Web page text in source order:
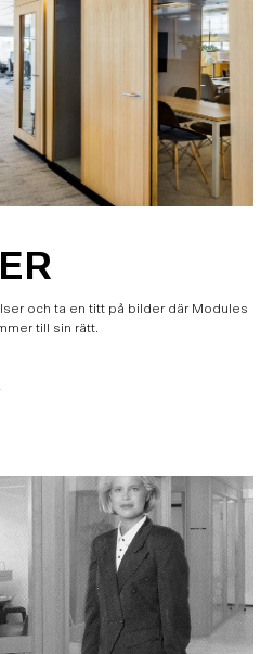
och ta en titt på bilder där Modules
till sin rätt.